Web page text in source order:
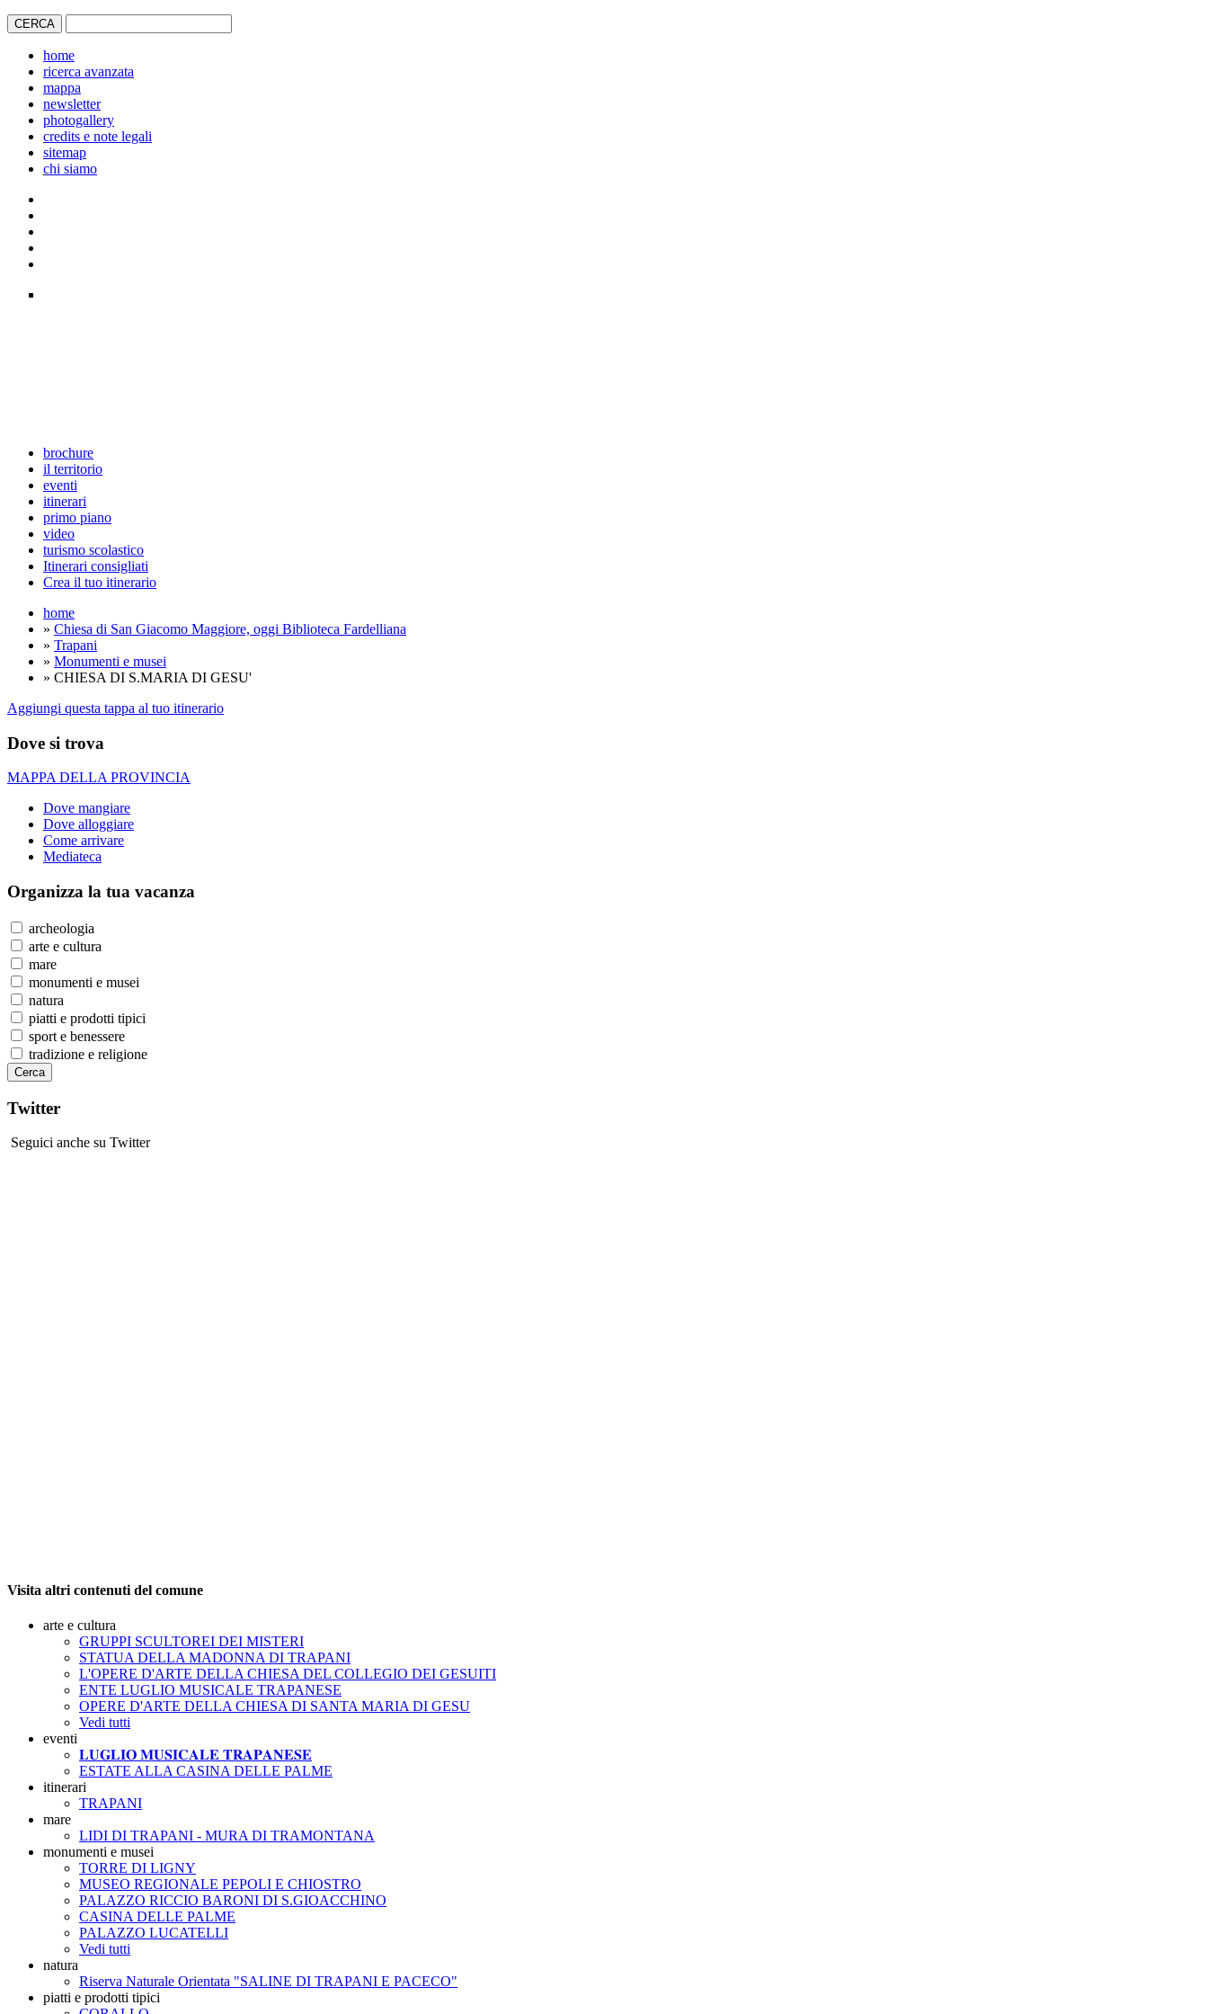
home
ricerca avanzata
mappa
newsletter
photogallery
credits e note legali
sitemap
chi siamo
brochure
il territorio
eventi
itinerari
primo piano
video
turismo scolastico
Itinerari consigliati
Crea il tuo itinerario
home
» Chiesa di San Giacomo Maggiore, oggi Biblioteca Fardelliana
» Trapani
» Monumenti e musei
» CHIESA DI S.MARIA DI GESU'
Aggiungi questa tappa al tuo itinerario
Dove si trova
MAPPA DELLA PROVINCIA
Dove mangiare
Dove alloggiare
Come arrivare
Mediateca
Organizza la tua vacanza
archeologia
arte e cultura
mare
monumenti e musei
natura
piatti e prodotti tipici
sport e benessere
tradizione e religione
Twitter
Seguici anche su Twitter
Visita altri contenuti del comune
arte e cultura
GRUPPI SCULTOREI DEI MISTERI
STATUA DELLA MADONNA DI TRAPANI
L'OPERE D'ARTE DELLA CHIESA DEL COLLEGIO DEI GESUITI
ENTE LUGLIO MUSICALE TRAPANESE
OPERE D'ARTE DELLA CHIESA DI SANTA MARIA DI GESU
Vedi tutti
eventi
𝐋𝐔𝐆𝐋𝐈𝐎 𝐌𝐔𝐒𝐈𝐂𝐀𝐋𝐄 𝐓𝐑𝐀𝐏𝐀𝐍𝐄𝐒𝐄
ESTATE ALLA CASINA DELLE PALME
itinerari
TRAPANI
mare
LIDI DI TRAPANI - MURA DI TRAMONTANA
monumenti e musei
TORRE DI LIGNY
MUSEO REGIONALE PEPOLI E CHIOSTRO
PALAZZO RICCIO BARONI DI S.GIOACCHINO
CASINA DELLE PALME
PALAZZO LUCATELLI
Vedi tutti
natura
Riserva Naturale Orientata "SALINE DI TRAPANI E PACECO"
piatti e prodotti tipici